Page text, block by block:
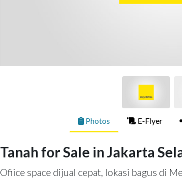
Photos E-Flyer
Tanah for Sale in Jakarta
Ofiice space dijual cepat, lokasi bagus di